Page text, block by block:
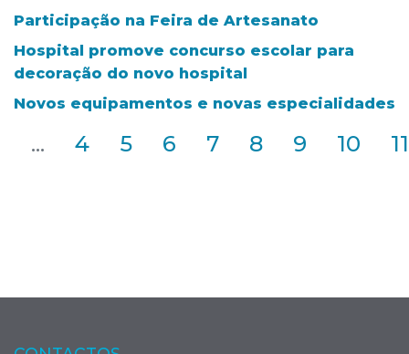
Participação na Feira de Artesanato
Hospital promove concurso escolar para
decoração do novo hospital
Novos equipamentos e novas especialidades
... 4 5 6 7 8 9 10 11